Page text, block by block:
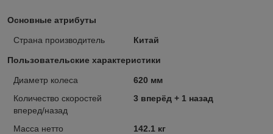
Основные атрибуты
Страна производитель Китай
Пользовательские характеристики
Диаметр колеса
620 мм
Количество скоростей
вперед/назад
3 вперёд + 1 назад
Масса нетто
142.1 кг